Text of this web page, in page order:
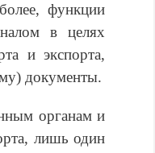
функции
в целях
и экспорта,
документы.
органам и
лишь один